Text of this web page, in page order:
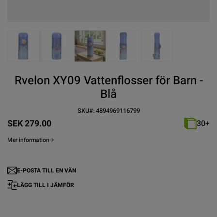
View larger imageView larger imageView larger imageView larger image
View larger
Rvelon XY09 Vattenflosser för Barn -
Blå
SKU#:4894969116799
SEK 279.00 30+
Mer information
E-POSTA TILL EN VÄN
LÄGG TILL I JÄMFÖR